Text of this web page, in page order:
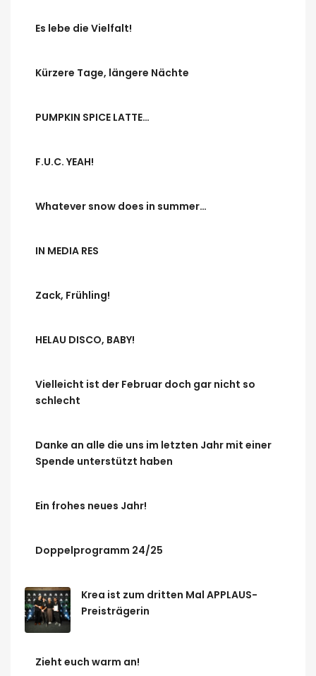
Es lebe die Vielfalt!
Kürzere Tage, längere Nächte
PUMPKIN SPICE LATTE…
F.U.C. YEAH!
Whatever snow does in summer…
IN MEDIA RES
Zack, Frühling!
HELAU DISCO, BABY!
Vielleicht ist der Februar doch gar nicht so
schlecht
Danke an alle die uns im letzten Jahr mit einer
Spende unterstützt haben
Ein frohes neues Jahr!
Doppelprogramm 24/25
Krea ist zum dritten Mal APPLAUS-
Preisträgerin
Zieht euch warm an!